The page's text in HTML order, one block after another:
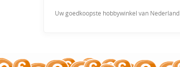
Uw goedkoopste hobbywinkel van Nederland